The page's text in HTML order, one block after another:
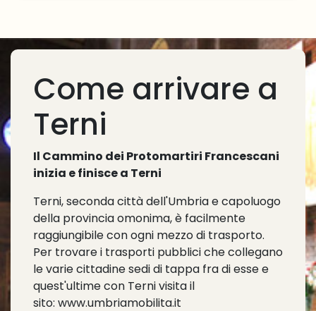
Come arrivare a
Terni
Il Cammino dei Protomartiri Francescani
inizia e finisce a Terni
Terni, seconda città dell'Umbria e capoluogo
della provincia omonima, è facilmente
raggiungibile con ogni mezzo di trasporto.
Per trovare i trasporti pubblici che collegano
le varie cittadine sedi di tappa fra di esse e
quest'ultime con Terni visita il
sito: www.umbriamobilita.it